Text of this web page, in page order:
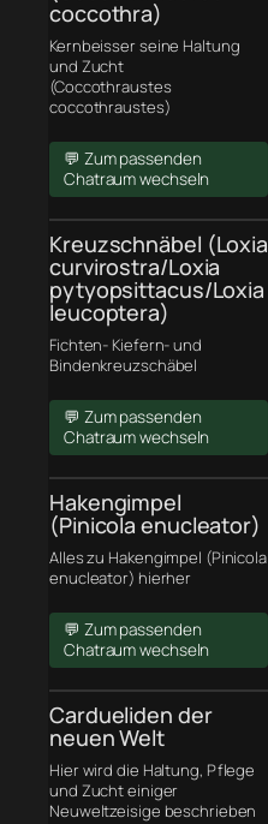
coccothra)
Kernbeisser seine Haltung
und Zucht
(Coccothraustes
coccothraustes)
💬 Zum passenden
Chatraum wechseln
Kreuzschnäbel (Loxia
curvirostra/Loxia
pytyopsittacus/Loxia
leucoptera)
Fichten- Kiefern- und
Bindenkreuzschäbel
💬 Zum passenden
Chatraum wechseln
Hakengimpel
(Pinicola enucleator)
Alles zu Hakengimpel (Pinicola
enucleator) hierher
💬 Zum passenden
Chatraum wechseln
Cardueliden der
neuen Welt
Hier wird die Haltung, Pflege
und Zucht einiger
Neuweltzeisige beschrieben